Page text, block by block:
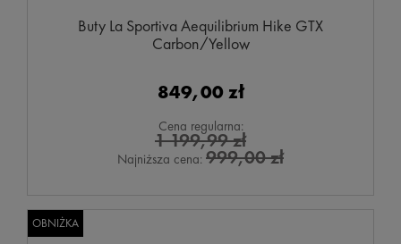
Buty La Sportiva Aequilibrium Hike GTX
Carbon/Yellow
849,00 zł
Cena regularna:
1 199,99 zł
Najniższa cena: 999,00 zł
OBNIŻKA